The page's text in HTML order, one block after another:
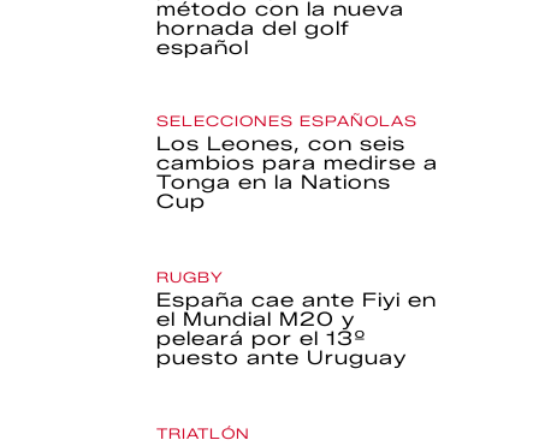
método con la nueva
hornada del golf
español
SELECCIONES ESPAÑOLAS
Los Leones, con seis
cambios para medirse a
Tonga en la Nations
Cup
RUGBY
España cae ante Fiyi en
el Mundial M20 y
peleará por el 13º
puesto ante Uruguay
TRIATLÓN